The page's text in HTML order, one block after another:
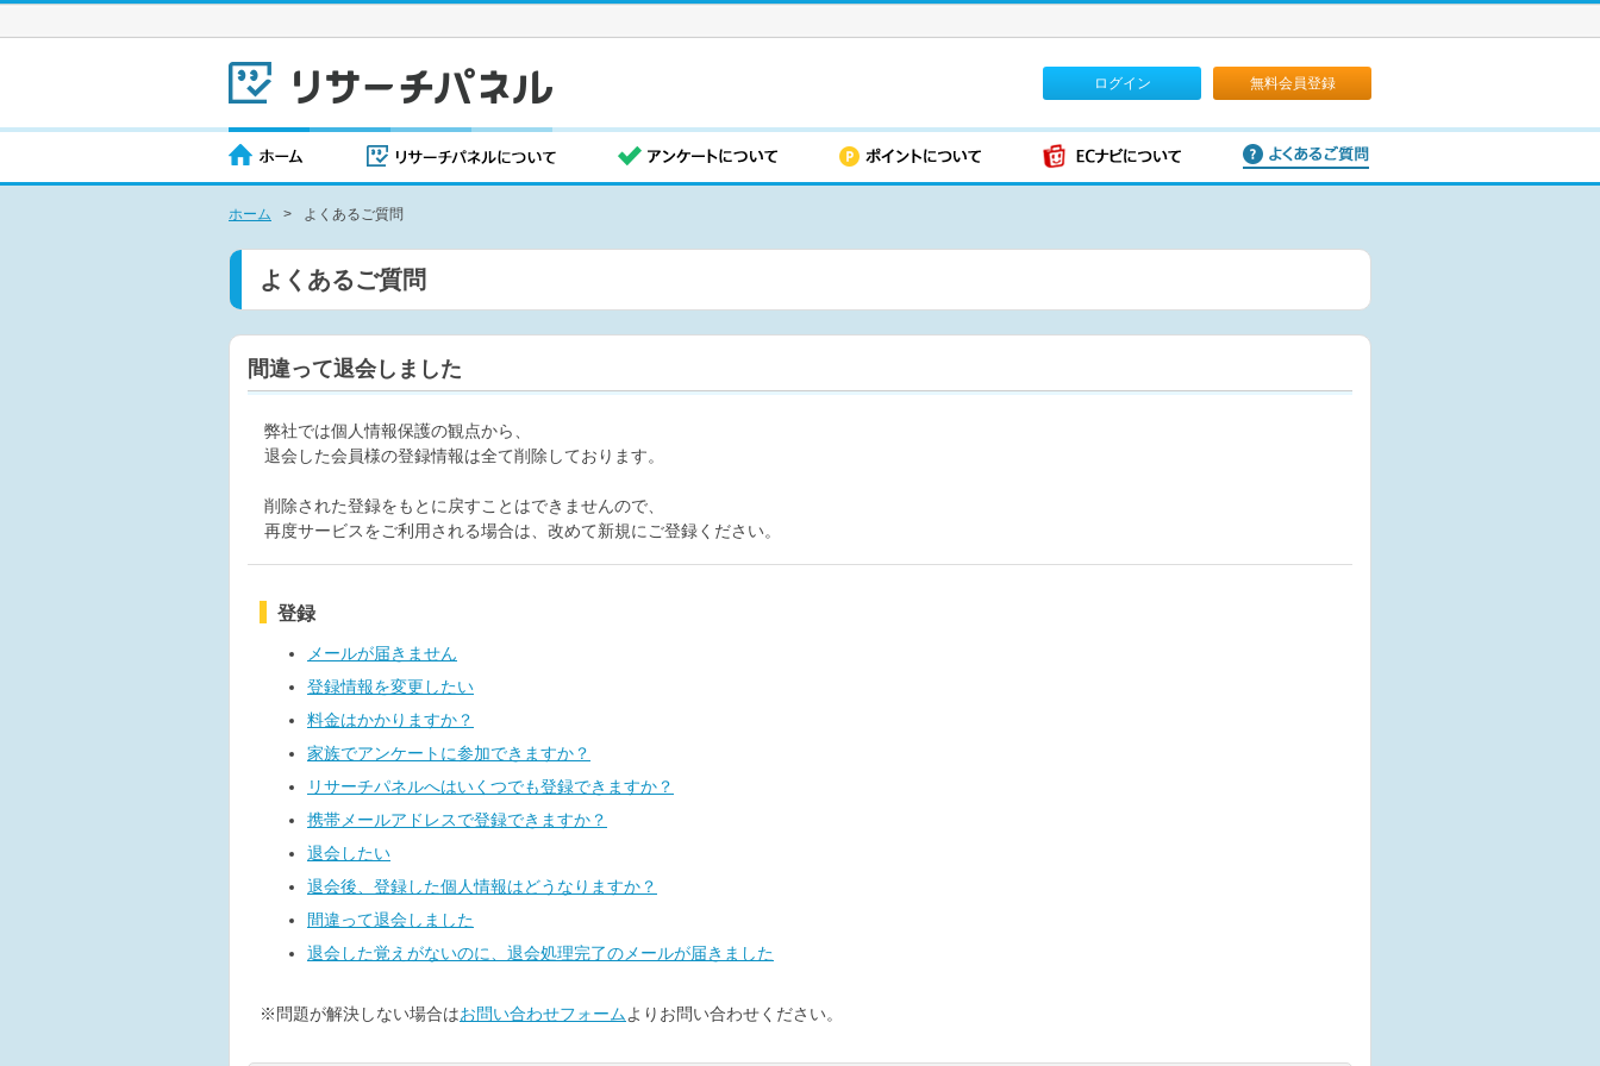
ログイン 無料会員登録
ホーム > よくあるご質問
よくあるご質問
間違って退会しました
弊社では個人情報保護の観点から、
退会した会員様の登録情報は全て削除しております。
削除された登録をもとに戻すことはできませんので、
再度サービスをご利用される場合は、改めて新規にご登録ください。
登録
メールが届きません
登録情報を変更したい
料金はかかりますか？
家族でアンケートに参加できますか？
リサーチパネルへはいくつでも登録できますか？
携帯メールアドレスで登録できますか？
退会したい
退会後、登録した個人情報はどうなりますか？
間違って退会しました
退会した覚えがないのに、退会処理完了のメールが届きました
※問題が解決しない場合はお問い合わせフォームよりお問い合わせください。